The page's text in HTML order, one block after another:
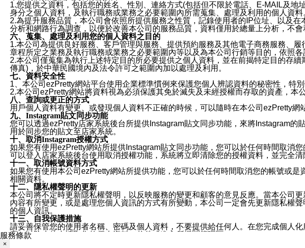
1.您提供之資料，包括您的姓名、性別、連絡方式(包括但不限於電話、E-MAIL及
身分之個人資料，及執行職務或業務之必要範圍內所需蒐集、處理及利用的個人資料
2.為提升服務品質，本公司會依照所提供服務之性質，記錄使用者的IP位址、以及
分析和網路行為調查，以便於改善本公司的服務品質，資料僅用於總量上分析，不會
六、蒐集、處理及利用您的個人資料之目的
1.本公司為提供良好服務、客戶管理與服務、提供預約服務及其他電子商務服務、
章程所定之業務及執行職務或業務之必要範圍內等以及為本公司行銷等目的，依照
2.本公司僅蒐集為執行上述特定目的所必要提供之個人資料，並在前揭特定目的存
傳真)，於中華民國境內及法令許可之範圍內加以處理及利用。
七、資料安全性
1、本公司ezPretty網站平台使用企業標準慣例來保護您個人辨認資料的秘密性，特
2.本公司ezPretty網站將資料視為必須保護其免於滅失及未經授權而存取的資產，本
八、查詢或更正的方式
用戶個人資料有變更、或發現個人資料不正確的時候，可以隨時在本公司ezPretty網
九、Instagram貼文同步功能
您可以透過ezPretty店家系統後台所提供Instagram貼文同步功能，來將Instagram
用於同步您的貼文至店家系統。
十、取消Instagram授權方式
如果您有使用ezPretty網站所提供Instagram貼文同步功能，您可以於任何時間取消
可以登入店家系統後台使用取消授權功能，系統將立即清除您的授權資料，並完全清
十一、取消帳號資料方式
如果您有使用本公司ezPretty網站所提供功能，您可以於任何時間取消您的帳號或是
相關資料。
十二、隱私權聲明的更新
本公司將不定時更新隱私權聲明，以反映服務的變更和顧客的意見反應。當本公司
內容有所變更，或是處理您個人資訊的方式有所變動，本公司一定會先更新隱私權
的個人資訊。
十三、自我保護措施
請妥善保管您的使用者名稱、密碼及個人資料，不要提供給任何人。在您完成個人
窗，以防止他人讀取您的個人資料、信件或進入所機關管理區。
服務條款
×